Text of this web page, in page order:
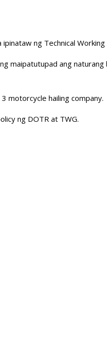
ng Technical Working
maipatutupad ang
motorcycle hailing company.
ng DOTR at TWG.